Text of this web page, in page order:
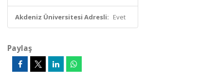
Akdeniz Üniversitesi Adresli: Evet
Paylaş